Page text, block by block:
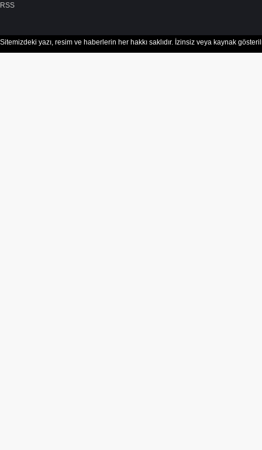
RSS
Sitemizdeki yazı, resim ve haberlerin her hakkı saklıdır. İzinsiz veya kaynak